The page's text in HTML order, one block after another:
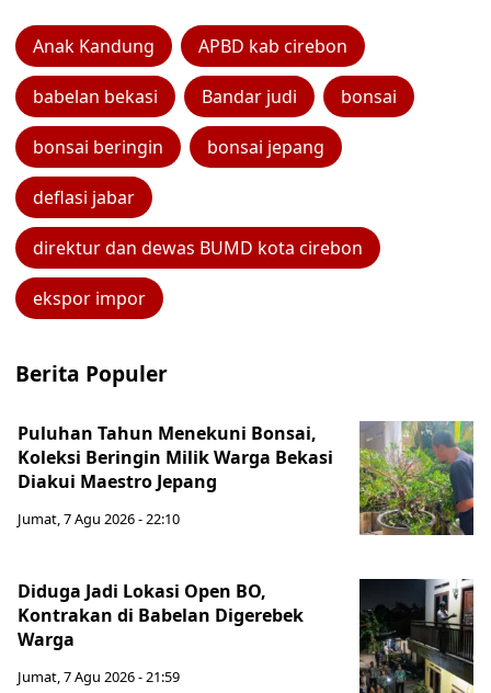
Anak Kandung APBD kab cirebon
babelan bekasi Bandar judi bonsai
bonsai beringin bonsai jepang
deflasi jabar
direktur dan dewas BUMD kota cirebon
ekspor impor
Berita Populer
Puluhan Tahun Menekuni Bonsai,
Koleksi Beringin Milik Warga Bekasi
Diakui Maestro Jepang
Jumat, 7 Agu 2026 - 22:10
Diduga Jadi Lokasi Open BO,
Kontrakan di Babelan Digerebek
Warga
Jumat, 7 Agu 2026 - 21:59